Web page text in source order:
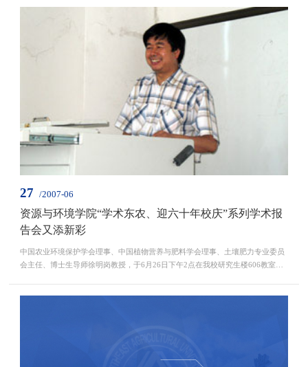
27 /2007-06
资源与环境学院“学术东农、迎六十年校庆”系列学术报
告会又添新彩
中国农业环境保护学会理事、中国植物营养与肥料学会理事、土壤肥力专业委员
会主任、博士生导师徐明岗教授，于6月26日下午2点在我校研究生楼606教室作